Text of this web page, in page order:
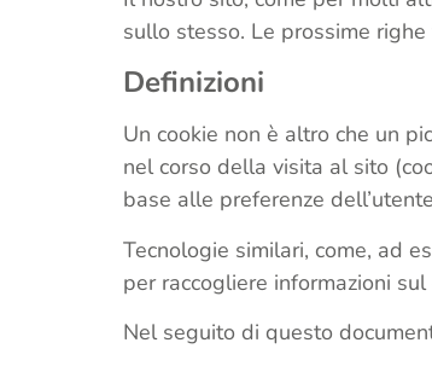
sullo stesso. Le prossime
Definizioni
Un cookie non è altro che un
nel corso della visita al sito
base alle preferenze
Tecnologie similari, come, ad
per raccogliere informazioni
Nel seguito di questo